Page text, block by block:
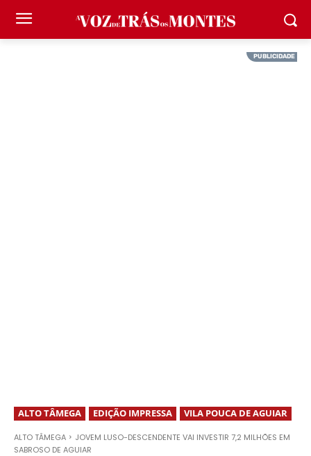
ALTO TÂMEGA EDIÇÃO IMPRESSA VILA POUCA DE AGUIAR
ALTO TÂMEGA
JOVEM LUSO-DESCENDENTE VAI INVESTIR 7,2 MILHÕES EM
SABROSO DE AGUIAR